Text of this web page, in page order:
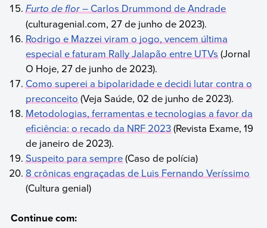
Furto de flor– Carlos Drummond de Andrade
(culturagenial.com, 27 de junho de 2023).
Rodrigo e Mazzei viram o jogo, vencem última
especial e faturam Rally Jalapão entre UTVs(Jornal
O Hoje, 27 de junho de 2023).
Como superei a bipolaridade e decidi lutar contra o
preconceito(Veja Saúde, 02 de junho de 2023).
Metodologias, ferramentas e tecnologias a favor da
eficiência: o recado da NRF 2023(Revista Exame, 19
de janeiro de 2023).
Suspeito para sempre(Caso de polícia)
8 crônicas engraçadas de Luis Fernando Veríssimo
(Cultura genial)
Continue com: